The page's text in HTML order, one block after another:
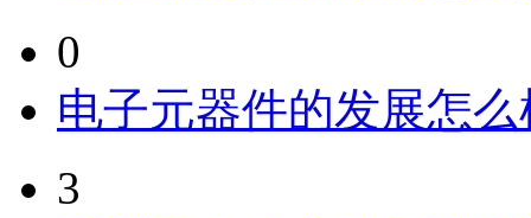
0
电子元器件的发展怎么
3